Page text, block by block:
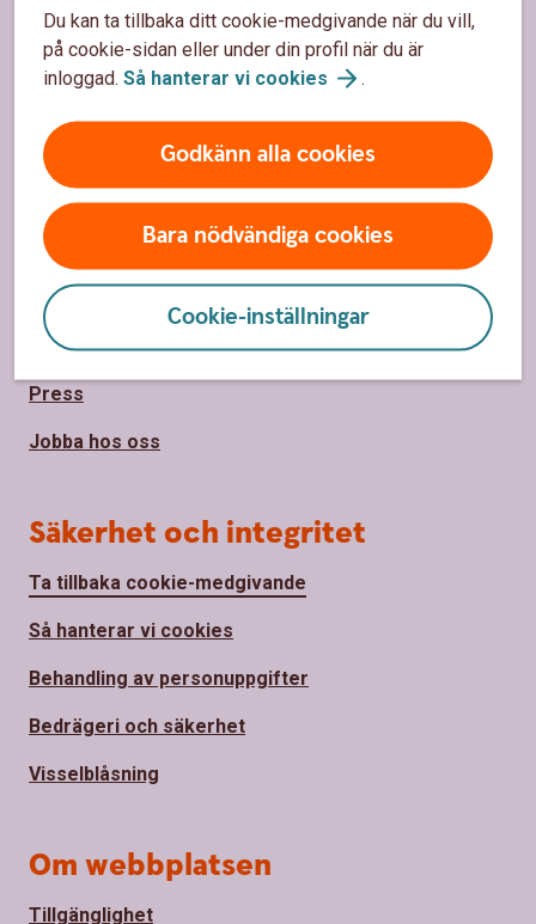
Du kan ta tillbaka ditt cookie-medgivande när du vill,
på cookie-sidan eller under din profil när du är
inloggad. Så hanterar vi cookies .
Godkänn alla cookies
Bara nödvändiga cookies
Cookie-inställningar
Hitta bankkontor
Bli kund
Om oss
Om Sparbanken Bergslagen
Hållbarhet
Samhällsengagemang
Press
Jobba hos oss
Säkerhet och integritet
Ta tillbaka cookie-medgivande
Så hanterar vi cookies
Behandling av personuppgifter
Bedrägeri och säkerhet
Visselblåsning
Om webbplatsen
Tillgänglighet